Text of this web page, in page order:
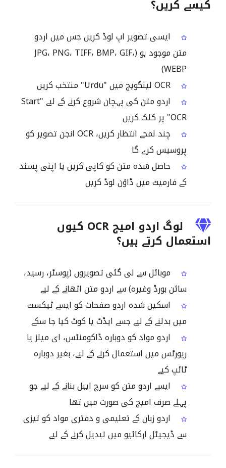
کیسے کریں؟
ایسی تصویر اپ لوڈ کریں جس میں اردو
متن موجود ہو (JPG، PNG، TIFF، BMP، GIF،
WEBP)
اردو متن کی پہچان شروع کرنے کے لیے "Start
OCR" پر کلک کریں
چند لمحے انتظار کریں، OCR انجن تصویر کو
پروسیس کرے گا
حاصل شدہ متن کو کاپی کریں یا اپنی پسند
کے فارمیٹ میں ڈاؤن لوڈ کریں
لوگ اردو امیج OCR کیوں
استعمال کرتے ہیں؟
موبائل سے لی گئی تصویروں (پوسٹر، رسید،
سائن بورڈ وغیرہ) سے اردو متن اٹھانے کے لیے
اسکین شدہ اردو صفحات کو ایسے ٹیکسٹ
میں بدلنے کے لیے جسے ایڈٹ یا کوٹ کیا جا سکے
اردو مواد کو دوبارہ ڈاکومنٹس، ای میلز یا
رپورٹس میں استعمال کرنے کے لیے، بغیر دوبارہ
ٹائپ کیے
ایسے اردو متن کو سرچ ایبل بنانے کے لیے جو
پہلے صرف امیج کی صورت میں تھا
اردو زبان کے تعلیمی و دفتری مواد کو تیزی
سے ڈیجیٹل ارکائیو میں تبدیل کرنے کے لیے